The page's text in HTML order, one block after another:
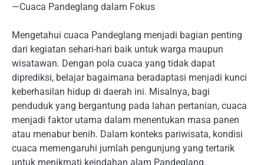
—Cuaca Pandeglang dalam Fokus
Mengetahui cuaca Pandeglang menjadi bagian penting
dari kegiatan sehari-hari baik untuk warga maupun
wisatawan. Dengan pola cuaca yang tidak dapat
diprediksi, belajar bagaimana beradaptasi menjadi kunci
keberhasilan hidup di daerah ini. Misalnya, bagi
penduduk yang bergantung pada lahan pertanian, cuaca
menjadi faktor utama dalam menentukan masa panen
atau menabur benih. Dalam konteks pariwisata, kondisi
cuaca memengaruhi jumlah pengunjung yang tertarik
untuk menikmati keindahan alam Pandeglang.